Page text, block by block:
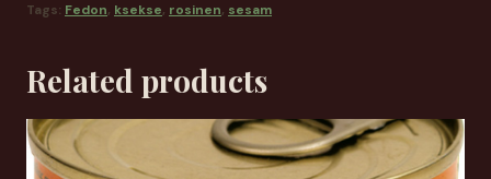
Tags: Fedon, ksekse, rosinen, sesam
Related products